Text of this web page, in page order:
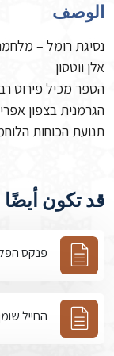
الوصف
אלן ווטסון
הספר מכיל פירוט
הגרמנית בצפון
תנועת הכוחות
قد تكون أيضًا
פנקס
החייל